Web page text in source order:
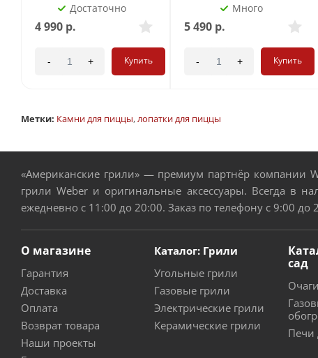
Достаточно
4 990 р.
- + Купить
Много
5 490р.
- + Купить
Метки: Камни для пиццы,лопатки для пиццы
«Американские грили» — премиум партнёр компании
грили Weber и оригинальные аксессуары. Всегда в
ежедневно с 11:00 до 20:00. Заказ по телефону с 9:00 до
О магазине
Гарантия
Доставка
Оплата
Возврат товара
Наши проекты
Каталог: Грили
Угольные грили
Газовые грили
Электрические грили
Керамические грили
сад
Печи